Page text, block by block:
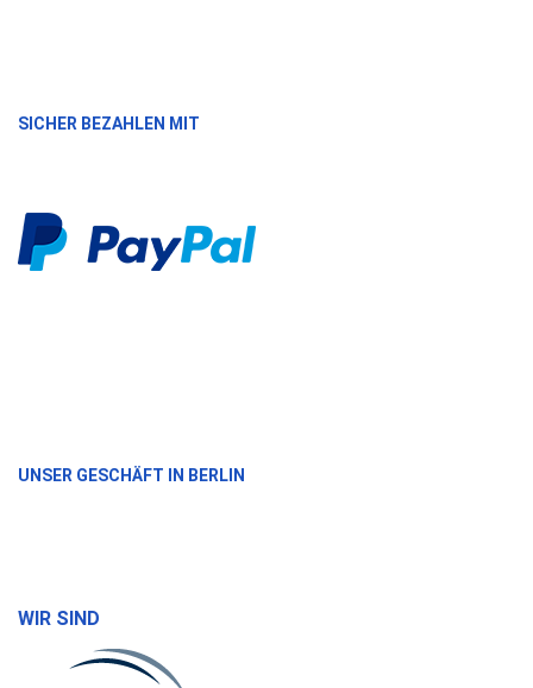
SICHER BEZAHLEN MIT
UNSER GESCHÄFT IN BERLIN
WIR SIND